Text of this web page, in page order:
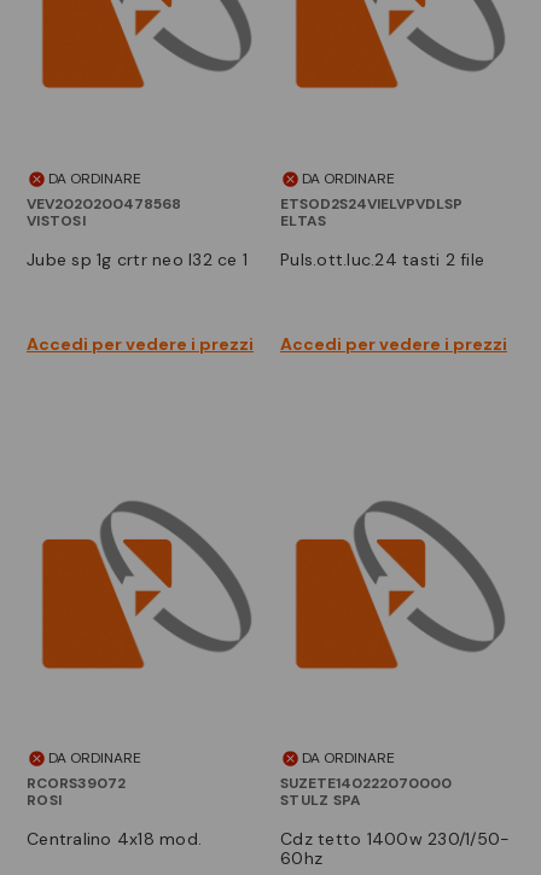
DA ORDINARE
VEV2020200478568
VISTOSI
jube sp 1g crtr neo l32 ce 1
Accedi per vedere i prezzi
DA ORDINARE
ETSOD2S24VIELVPVDLSP
ELTAS
puls.ott.luc.24 tasti 2 file
Accedi per vedere i prezzi
DA ORDINARE
RCORS39072
ROSI
centralino 4x18 mod.
DA ORDINARE
SUZETE140222070000
STULZ SPA
cdz tetto 1400w 230/1/50-
60hz